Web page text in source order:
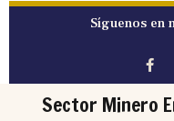
Síguenos en
Sector Minero